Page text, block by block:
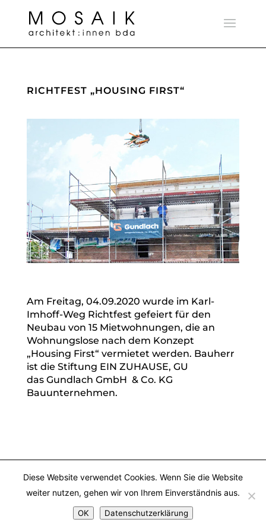
RICHTFEST „HOUSING FIRST“
Am Freitag, 04.09.2020 wurde im Karl-
Imhoff-Weg Richtfest gefeiert für den
Neubau von 15 Mietwohnungen, die an
Wohnungslose nach dem Konzept
„Housing First“ vermietet werden. Bauherr
ist die Stiftung EIN ZUHAUSE, GU
das Gundlach GmbH & Co. KG
Bauunternehmen.
Diese Website verwendet Cookies. Wenn Sie die Website
weiter nutzen, gehen wir von Ihrem Einverständnis aus.
OK Datenschutzerklärung